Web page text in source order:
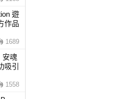
遊
作品
1689
安魂
引
1558